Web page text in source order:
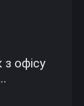
офісу